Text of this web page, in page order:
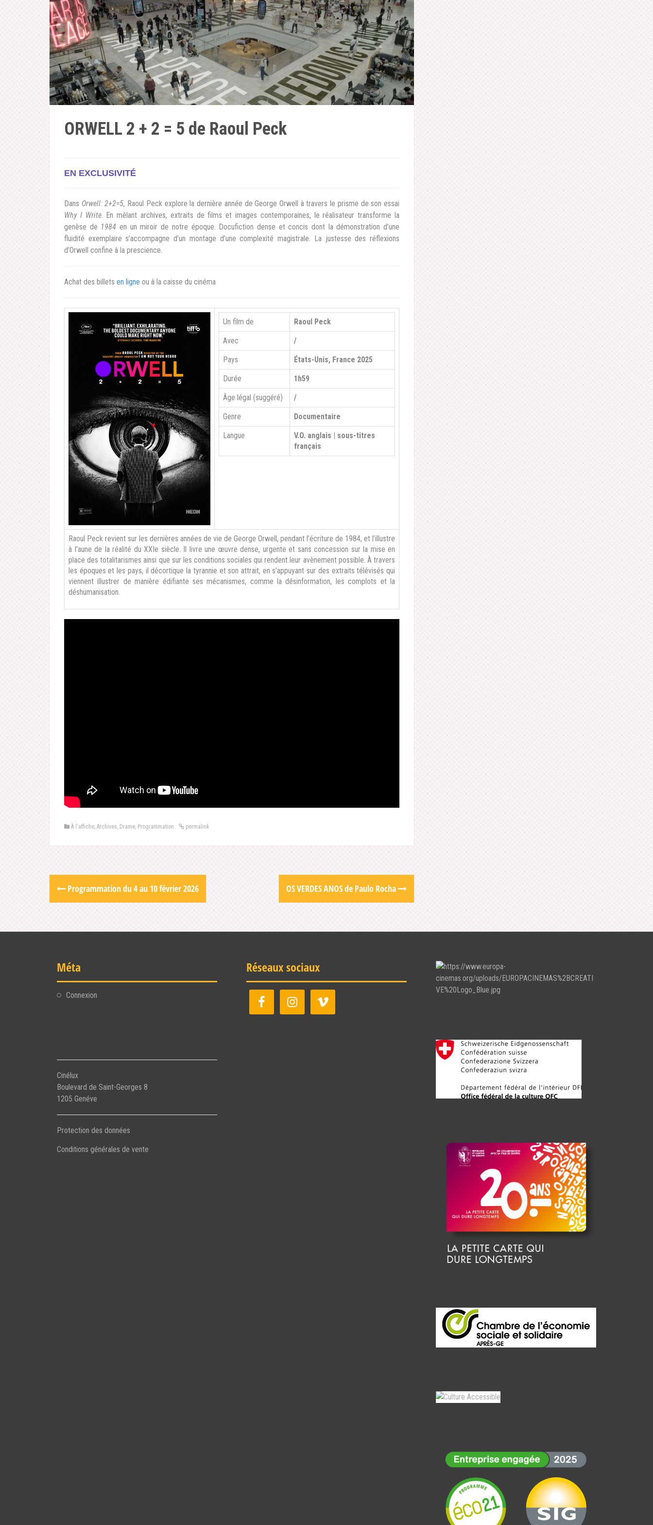
ORWELL 2 + 2 = 5 de Raoul Peck
EN EXCLUSIVITÉ
Dans Orwell: 2+2=5, Raoul Peck explore la dernière année de George Orwell à travers le prisme de son essai
Why I Write. En mêlant archives, extraits de films et images contemporaines, le réalisateur transforme la
genèse de 1984 en un miroir de notre époque. Docufiction dense et concis dont la démonstration d’une
fluidité exemplaire s’accompagne d’un montage d’une complexité magistrale. La justesse des réflexions
d’Orwell confine à la prescience.
Achat des billets en ligne ou à la caisse du cinéma
Un film de Raoul Peck
Avec /
Pays États-Unis, France 2025
Durée 1h59
Âge légal (suggéré) /
Genre Documentaire
Langue
V.O. anglais | sous-titres
français
Raoul Peck revient sur les dernières années de vie de George Orwell, pendant l’écriture de 1984, et l’illustre
à l’aune de la réalité du XXIe siècle. Il livre une œuvre dense, urgente et sans concession sur la mise en
place des totalitarismes ainsi que sur les conditions sociales qui rendent leur avènement possible. À travers
les époques et les pays, il décortique la tyrannie et son attrait, en s’appuyant sur des extraits télévisés qui
viennent illustrer de manière édifiante ses mécanismes, comme la désinformation, les complots et la
déshumanisation.
À l'affiche, Archives, Drame, Programmation permalink
Post
navigation
Programmation du 4 au 10 février 2026 OS VERDES ANOS de Paulo Rocha
Méta
Connexion
Cinélux
Boulevard de Saint-Georges 8
1205 Genéve
Protection des données
Conditions générales de vente
Réseaux sociaux